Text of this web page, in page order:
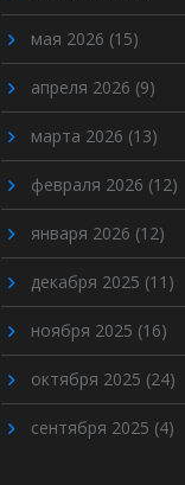
мая 2026 (15)
апреля 2026 (9)
марта 2026 (13)
февраля 2026 (12)
января 2026 (12)
декабря 2025 (11)
ноября 2025 (16)
октября 2025 (24)
сентября 2025 (4)